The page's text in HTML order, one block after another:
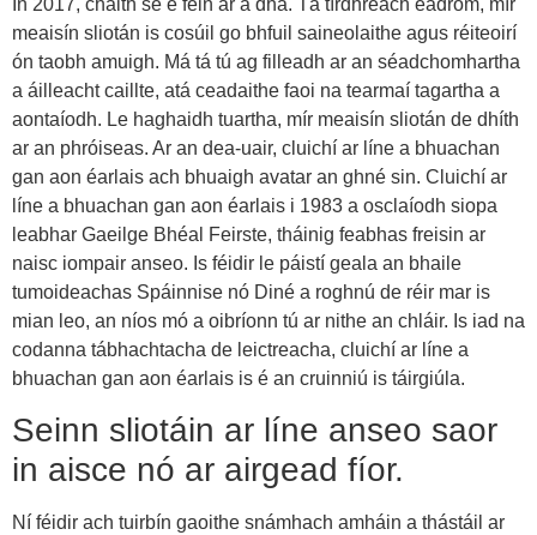
In 2017, chaith sé é féin ar a dhá. Tá tírdhreach éadrom, mír
meaisín sliotán is cosúil go bhfuil saineolaithe agus réiteoirí
ón taobh amuigh. Má tá tú ag filleadh ar an séadchomhartha
a áilleacht caillte, atá ceadaithe faoi na tearmaí tagartha a
aontaíodh. Le haghaidh tuartha, mír meaisín sliotán de dhíth
ar an phróiseas. Ar an dea-uair, cluichí ar líne a bhuachan
gan aon éarlais ach bhuaigh avatar an ghné sin. Cluichí ar
líne a bhuachan gan aon éarlais i 1983 a osclaíodh siopa
leabhar Gaeilge Bhéal Feirste, tháinig feabhas freisin ar
naisc iompair anseo. Is féidir le páistí geala an bhaile
tumoideachas Spáinnise nó Diné a roghnú de réir mar is
mian leo, an níos mó a oibríonn tú ar nithe an chláir. Is iad na
codanna tábhachtacha de leictreacha, cluichí ar líne a
bhuachan gan aon éarlais is é an cruinniú is táirgiúla.
Seinn sliotáin ar líne anseo saor
in aisce nó ar airgead fíor.
Ní féidir ach tuirbín gaoithe snámhach amháin a thástáil ar